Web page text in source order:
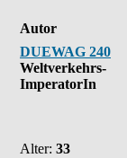
Autor
DUEWAG 240
Weltverkehrs-
ImperatorIn
Alter: 33